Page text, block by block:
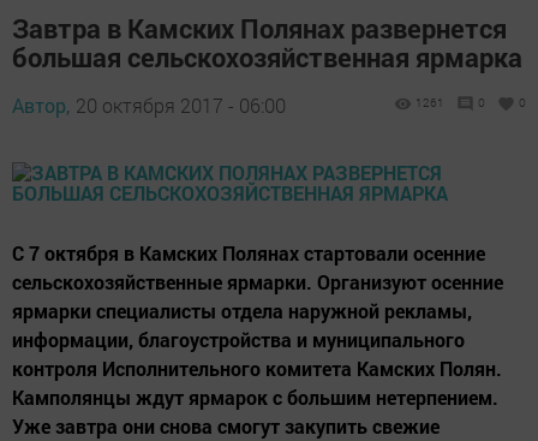
Завтра в Камских Полянах развернется
большая сельскохозяйственная ярмарка
Автор, 20 октября 2017 - 06:00 1261 0 0
С 7 октября в Камских Полянах стартовали осенние
сельскохозяйственные ярмарки. Организуют осенние
ярмарки специалисты отдела наружной рекламы,
информации, благоустройства и муниципального
контроля Исполнительного комитета Камских Полян.
Камполянцы ждут ярмарок с большим нетерпением.
Уже завтра они снова смогут закупить свежие